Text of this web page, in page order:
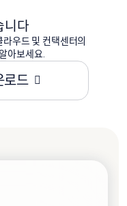
니다
우드 및 컨택센터의
아보세요.
로드